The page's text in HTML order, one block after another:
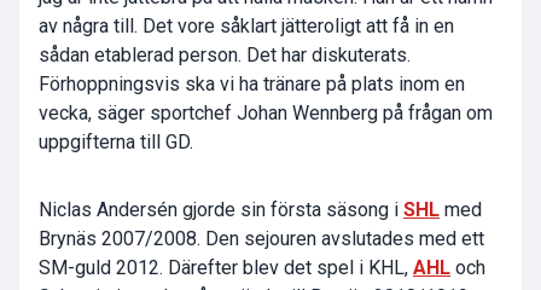
av några till. Det vore såklart jätteroligt att få in en
sådan etablerad person. Det har diskuterats.
Förhoppningsvis ska vi ha tränare på plats inom en
vecka, säger sportchef Johan Wennberg på frågan om
uppgifterna till GD.
Niclas Andersén gjorde sin första säsong i SHL med
Brynäs 2007/2008. Den sejouren avslutades med ett
SM-guld 2012. Därefter blev det spel i KHL, AHL och